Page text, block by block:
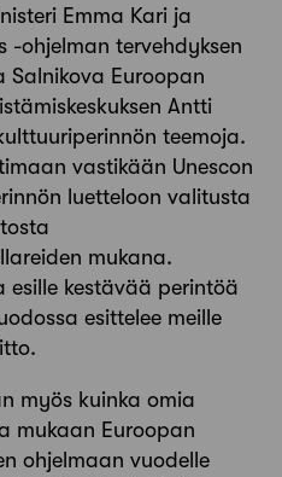
Emma Kari ja
-ohjelman tervehdyksen
Salnikova Euroopan
Antti
teemoja.
vastikään Unescon
luetteloon valitusta
mukana.
esille kestävää perintöä
esittelee meille
myös kuinka omia
mukaan Euroopan
ohjelmaan vuodelle